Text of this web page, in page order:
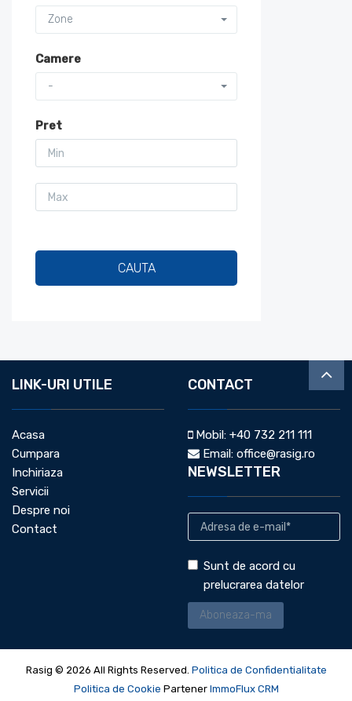
Zone
Camere
-
Pret
LINK-URI UTILE
Acasa
Cumpara
Inchiriaza
Servicii
Despre noi
Contact
CONTACT
Mobil: +40 732 211 111
Email: office@rasig.ro
NEWSLETTER
Sunt de acord cu
prelucrarea datelor
Rasig © 2026 All Rights Reserved. Politica de Confidentialitate
Politica de Cookie Partener ImmoFlux CRM